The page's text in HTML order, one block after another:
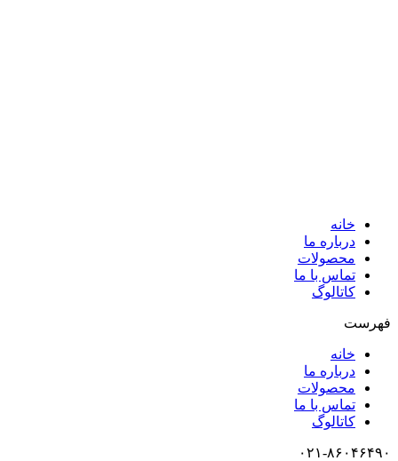
خانه
درباره ما
محصولات
تماس با ما
کاتالوگ
فهرست
خانه
درباره ما
محصولات
تماس با ما
کاتالوگ
۰۲۱-۸۶۰۴۶۴۹۰